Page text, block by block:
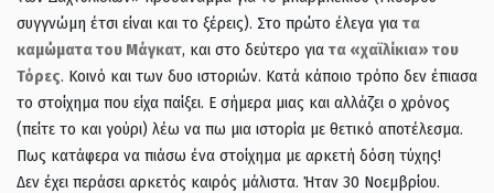
συγγνώμη έτσι είναι και το ξέρεις). Στο πρώτο έλεγα για τα
καμώματα του Μάγκατ, και στο δεύτερο για τα «χαϊλίκια» του
Τόρες. Κοινό και των δυο ιστοριών. Κατά κάποιο τρόπο δεν έπιασα
το στοίχημα που είχα παίξει. Ε σήμερα μιας και αλλάζει ο χρόνος
(πείτε το και γούρι) λέω να πω μια ιστορία με θετικό αποτέλεσμα.
Πως κατάφερα να πιάσω ένα στοίχημα με αρκετή δόση τύχης!
Δεν έχει περάσει αρκετός καιρός μάλιστα. Ήταν 30 Νοεμβρίου.